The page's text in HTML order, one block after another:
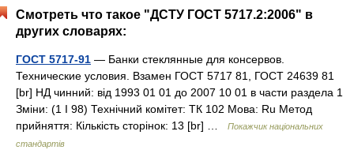
Смотреть что такое "ДСТУ ГОСТ 5717.2:2006" в
других словарях:
ГОСТ 5717-91 — Банки стеклянные для консервов.
Технические условия. Взамен ГОСТ 5717 81, ГОСТ 24639 81
[br] НД чинний: від 1993 01 01 до 2007 10 01 в части раздела 1
Зміни: (1 I 98) Технічний комітет: ТК 102 Мова: Ru Метод
прийняття: Кількість сторінок: 13 [br] …
Покажчик національних
стандартів